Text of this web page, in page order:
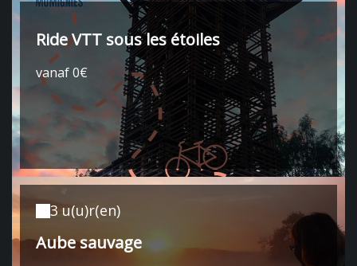
Ride VTT sous les étoiles
vanaf 0€
3 u(u)r(en)
Aube sauvage